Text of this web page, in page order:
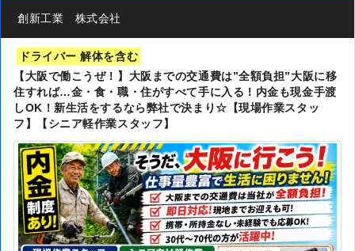
創新工業 株式会社
ドライバー 解体を含む
【大阪で働こうぜ！】大阪までの交通費は”全額負担”大阪に移
住すれば…金・食・職・住がすべて手に入る！内金も現金手渡
しOK！新生活をするなら弊社で決まり☆【現場作業スタッ
フ】【シニア軽作業スタッフ】